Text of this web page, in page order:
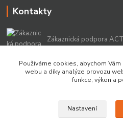
Kontakty
Zákaznická podpora
+420 549 213
info@activeprint.cz
Používáme cookies, abychom
webu a díky analýze provozu
funkce, výkon a
Nastavení